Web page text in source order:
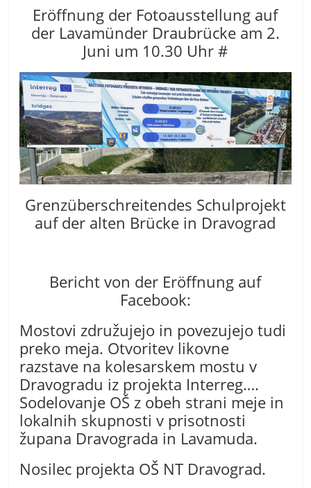
Eröffnung der Fotoausstellung auf
der Lavamünder Draubrücke am 2.
Juni um 10.30 Uhr #
Grenzüberschreitendes Schulprojekt
auf der alten Brücke in Dravograd
Bericht von der Eröffnung auf
Facebook:
Mostovi združujejo in povezujejo tudi
preko meja. Otvoritev likovne
razstave na kolesarskem mostu v
Dravogradu iz projekta Interreg….
Sodelovanje OŠ z obeh strani meje in
lokalnih skupnosti v prisotnosti
župana Dravograda in Lavamuda.
Nosilec projekta OŠ NT Dravograd.